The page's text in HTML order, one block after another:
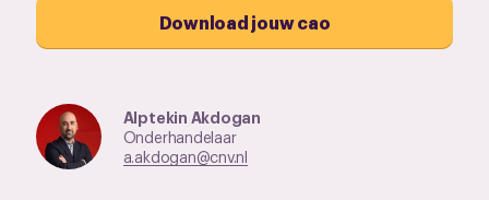
Download jouw cao
Alptekin Akdogan
Onderhandelaar
a.akdogan@cnv.nl